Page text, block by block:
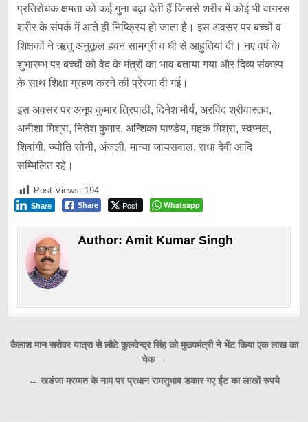
प्रतिरोधक क्षमता को कई गुना बढ़ा देती हैं जिससे शरीर में कोई भी वायरस
शरीर के संपर्क में आते ही निष्क्रिय हो जाता है। इस अवसर पर बच्चों व
शिक्षकों ने ऋतु अनुकूल हवन सामग्री व घी से आहुतियां दी। नए वर्ष के
शुभारम्भ पर बच्चों को वेद के मंत्रों का भाव बताया गया और दिव्य संकल्प
के साथ शिक्षा ग्रहण करने की प्रेरणा दी गई।
इस अवसर पर अनूप कुमार त्रिपाठी, दिनेश मौर्य, अरविंद श्रीवास्तव,
अनीशा मिश्रा, नितेश कुमार, अन्शिका पाण्डेय, महक मिश्रा, स्वप्नल,
शिवांगी, ज्योति सोनी, अंजली, मान्या जायसवाल, राधा देवी आदि
सम्मिलित रहे।
Post Views: 194
Share Post
Share Whatsapp
Author:Amit Kumar Singh
Post
navigation
कैलाश मान सरोवर यात्रा से लौटे कुलवेन्द्र सिंह को मुख्यमंत्री ने भेंट किया एक लाख का
चेक →
← खडंजा मरम्मत के नाम पर प्रधान रामसुभाव डकार गए ईंट का लाखों रुपये